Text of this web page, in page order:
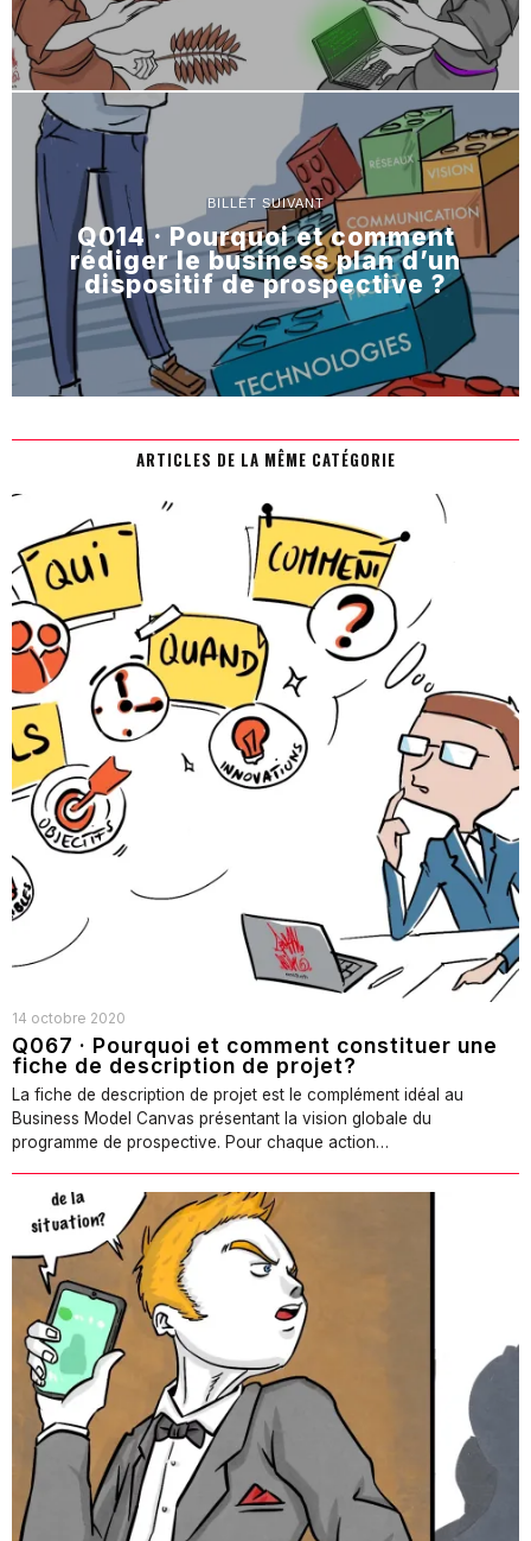
BILLET SUIVANT
Q014 · Pourquoi et comment
rédiger le business plan d’un
dispositif de prospective ?
ARTICLES DE LA MÊME CATÉGORIE
14 octobre 2020
Q067 · Pourquoi et comment constituer une
fiche de description de projet?
La fiche de description de projet est le complément idéal au
Business Model Canvas présentant la vision globale du
programme de prospective. Pour chaque action…